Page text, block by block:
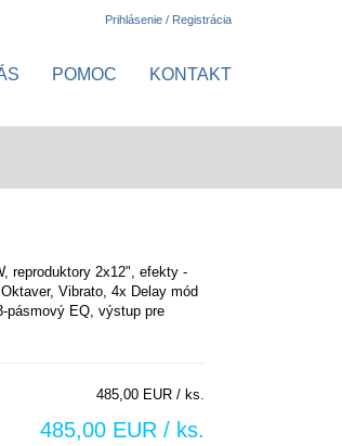
Prihlásenie / Registrácia
POMOC KONTAKT
reproduktory 2x12", efekty -
Vibrato, 4x Delay mód
pásmový EQ, výstup pre
485,00 EUR / ks.
485,00 EUR / ks.